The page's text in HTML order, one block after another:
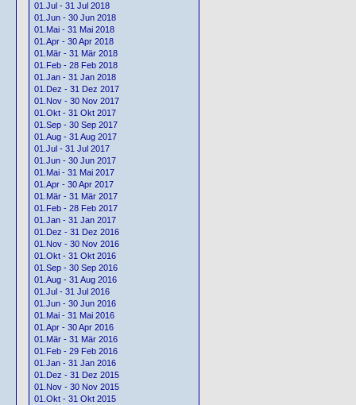
01.Jul - 31 Jul 2018
01.Jun - 30 Jun 2018
01.Mai - 31 Mai 2018
01.Apr - 30 Apr 2018
01.Mär - 31 Mär 2018
01.Feb - 28 Feb 2018
01.Jan - 31 Jan 2018
01.Dez - 31 Dez 2017
01.Nov - 30 Nov 2017
01.Okt - 31 Okt 2017
01.Sep - 30 Sep 2017
01.Aug - 31 Aug 2017
01.Jul - 31 Jul 2017
01.Jun - 30 Jun 2017
01.Mai - 31 Mai 2017
01.Apr - 30 Apr 2017
01.Mär - 31 Mär 2017
01.Feb - 28 Feb 2017
01.Jan - 31 Jan 2017
01.Dez - 31 Dez 2016
01.Nov - 30 Nov 2016
01.Okt - 31 Okt 2016
01.Sep - 30 Sep 2016
01.Aug - 31 Aug 2016
01.Jul - 31 Jul 2016
01.Jun - 30 Jun 2016
01.Mai - 31 Mai 2016
01.Apr - 30 Apr 2016
01.Mär - 31 Mär 2016
01.Feb - 29 Feb 2016
01.Jan - 31 Jan 2016
01.Dez - 31 Dez 2015
01.Nov - 30 Nov 2015
01.Okt - 31 Okt 2015